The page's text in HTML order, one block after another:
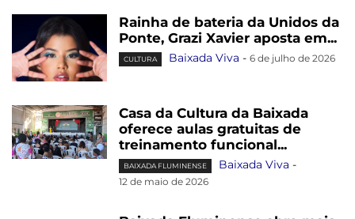
Rainha de bateria da Unidos da
Ponte, Grazi Xavier aposta em...
CULTURA Baixada Viva - 6 de julho de 2026
Casa da Cultura da Baixada
oferece aulas gratuitas de
treinamento funcional...
BAIXADA FLUMINENSE Baixada Viva -
12 de maio de 2026